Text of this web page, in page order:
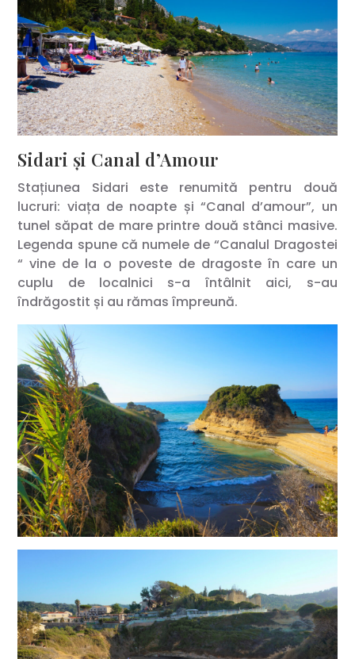
Sidari și Canal d’Amour
Stațiunea Sidari este renumită pentru două
lucruri: viața de noapte și “Canal d’amour”, un
tunel săpat de mare printre două stânci masive.
Legenda spune că numele de “Canalul Dragostei
“ vine de la o poveste de dragoste în care un
cuplu de localnici s-a întâlnit aici, s-au
îndrăgostit și au rămas împreună.